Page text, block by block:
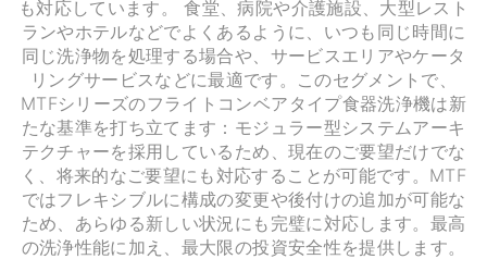
も対応しています。 食堂、病院や介護施設、大型レスト
ランやホテルなどでよくあるように、いつも同じ時間に
同じ洗浄物を処理する場合や、サービスエリアやケータ
リングサービスなどに最適です。このセグメントで、
MTFシリーズのフライトコンベアタイプ食器洗浄機は新
たな基準を打ち立てます：モジュラー型システムアーキ
テクチャーを採用しているため、現在のご要望だけでな
く、将来的なご要望にも対応することが可能です。MTF
ではフレキシブルに構成の変更や後付けの追加が可能な
ため、あらゆる新しい状況にも完璧に対応します。最高
の洗浄性能に加え、最大限の投資安全性を提供します。